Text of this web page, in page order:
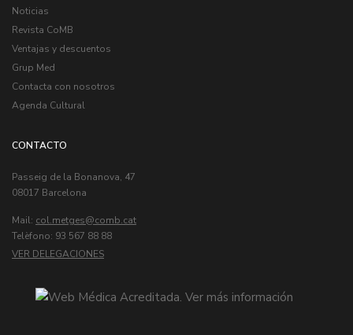
Noticias
Revista CoMB
Ventajas y descuentos
Grup Med
Contacta con nosotros
Agenda Cultural
CONTACTO
Passeig de la Bonanova, 47
08017 Barcelona
Mail: col.metges
Telèfono: 93 567 88 88
VER DELEGACIONES